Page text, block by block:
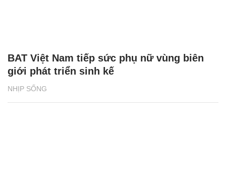
NHỊP SỐNG
BAT Việt Nam tiếp sức phụ nữ vùng biên
giới phát triển sinh kế